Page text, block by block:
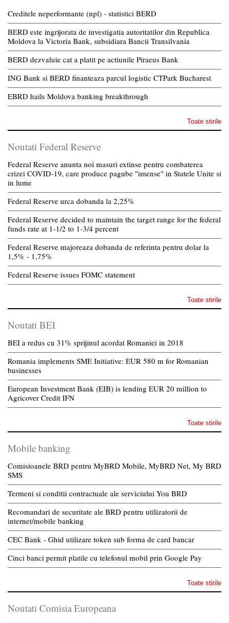
Creditele neperformante (npl) - statistici BERD
BERD este ingrijorata de investigatia autoritatilor din Republica
Moldova la Victoria Bank, subsidiara Bancii Transilvania
BERD dezvaluie cat a platit pe actiunile Piraeus Bank
ING Bank si BERD finanteaza parcul logistic CTPark Bucharest
EBRD hails Moldova banking breakthrough
Toate stirile
Noutati Federal Reserve
Federal Reserve anunta noi masuri extinse pentru combaterea
crizei COVID-19, care produce pagube "imense" in Statele Unite si
in lume
Federal Reserve urca dobanda la 2,25%
Federal Reserve decided to maintain the target range for the federal
funds rate at 1-1/2 to 1-3/4 percent
Federal Reserve majoreaza dobanda de referinta pentru dolar la
1,5% - 1,75%
Federal Reserve issues FOMC statement
Toate stirile
Noutati BEI
BEI a redus cu 31% sprijinul acordat Romaniei in 2018
Romania implements SME Initiative: EUR 580 m for Romanian
businesses
European Investment Bank (EIB) is lending EUR 20 million to
Agricover Credit IFN
Toate stirile
Mobile banking
Comisioanele BRD pentru MyBRD Mobile, MyBRD Net, My BRD
SMS
Termeni si conditii contractuale ale serviciului You BRD
Recomandari de securitate ale BRD pentru utilizatorii de
internet/mobile banking
CEC Bank - Ghid utilizare token sub forma de card bancar
Cinci banci permit platile cu telefonul mobil prin Google Pay
Toate stirile
Noutati Comisia Europeana